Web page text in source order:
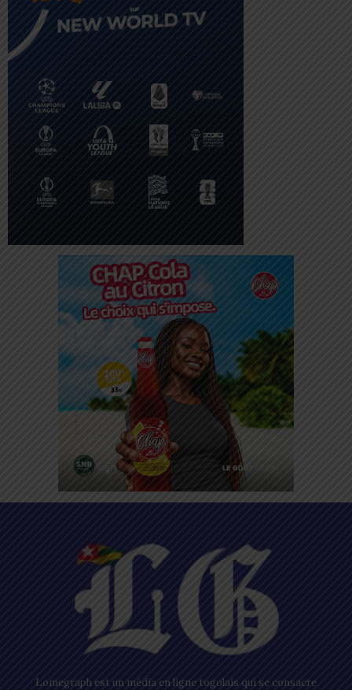
Lomegraph est un média en ligne togolais qui se consacre